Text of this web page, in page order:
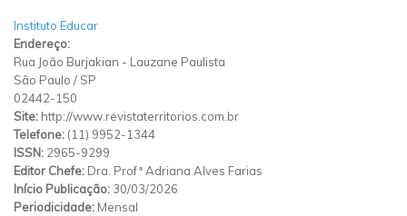
Instituto Educar
Endereço:
Rua João Burjakian - Lauzane Paulista
São Paulo / SP
02442-150
Site: http://www.revistaterritorios.com.br
Telefone: (11) 9952-1344
ISSN: 2965-9299
Editor Chefe: Dra. Profª Adriana Alves Farias
Início Publicação: 30/03/2026
Periodicidade: Mensal